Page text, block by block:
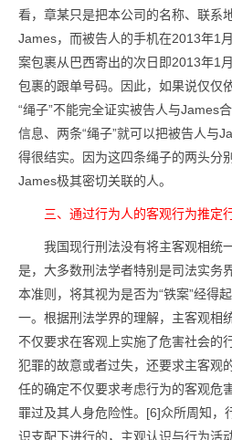
看，章某只是把本公司的名称、联系
James，而被告人的手机在2013年1
案包裹从巴西寄出的次日即2013年1
包裹的跟单号码。因此，如果说仅仅
“绳子”不能完全证实被告人与James
信息、两条“绳子”就可以把被告人与
得很结实。因为这四条绳子的两头分
James极其密切关联的人。
三、通过行为人的客观行为推定
我国现行刑法没有将主客观相统
是，大多数刑法学者特别是司法实务
本准则，将其视为是否为“铁案”经得
一。根据刑法学界的理解，主客观相
不仅要求在客观上实施了危害社会的
犯罪的故意或者过失，还要求主客观
任的确定不仅要求考虑行为的客观危
罪过及其人身危险性。[6]众所周知，
识支配下进行的，主观认识与行为活